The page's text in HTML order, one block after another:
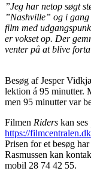
”Jeg har netop søgt
”Nashville” og i
film med
er vokset op. Der
venter på at blive
Besøg af Jesper
lektion á 95 minutter.
men 95 minutter var
Filmen Riders kan
https://
Prisen for et besøg
Rasmussen kan
mobil 28 74 42 55.